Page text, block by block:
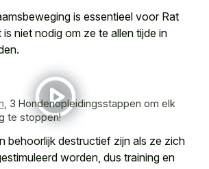
is essentieel voor Rat
is niet nodig om ze te allen tijde in
3 Hondenopleidingsstappen om elk
te stoppen!
behoorlijk destructief zijn als ze zich
worden, dus training en